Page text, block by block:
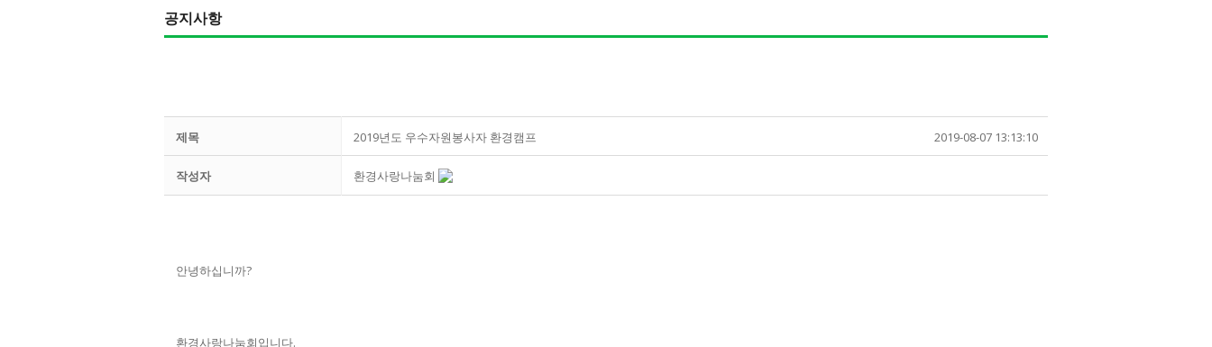
공지사항
제목 2019년도 우수자원봉사자 환경캠프 2019-08-07 13:13:10
작성자 환경사랑나눔회
안녕하십니까?
환경사랑나눔회입니다.